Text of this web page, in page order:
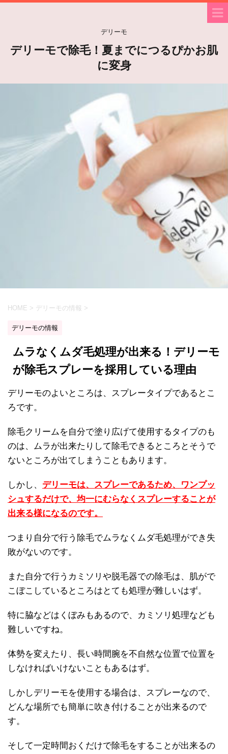
デリーモ
デリーモで除毛！夏までにつるぴかお肌
に変身
HOME > デリーモの情報 >
デリーモの情報
ムラなくムダ毛処理が出来る！デリーモ
が除毛スプレーを採用している理由
デリーモのよいところは、スプレータイプであるとこ
ろです。
除毛クリームを自分で塗り広げて使用するタイプのも
のは、ムラが出来たりして除毛できるところとそうで
ないところが出てしまうこともあります。
しかし、 デリーモは、スプレーであるため、ワンプッ
シュするだけで、均一にむらなくスプレーすることが
出来る様になるのです。
つまり自分で行う除毛でムラなくムダ毛処理ができ失
敗がないのです。
また自分で行うカミソリや脱毛器での除毛は、肌がで
こぼこしているところはとても処理が難しいはず。
特に脇などはくぼみもあるので、カミソリ処理なども
難しいですね。
体勢を変えたり、長い時間腕を不自然な位置で位置を
しなければいけないこともあるはず。
しかしデリーモを使用する場合は、スプレーなので、
どんな場所でも簡単に吹き付けることが出来るので
す。
そして一定時間おくだけで除毛をすることが出来るの